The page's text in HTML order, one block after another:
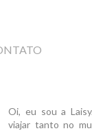
Oi, eu sou a
viajar tanto no